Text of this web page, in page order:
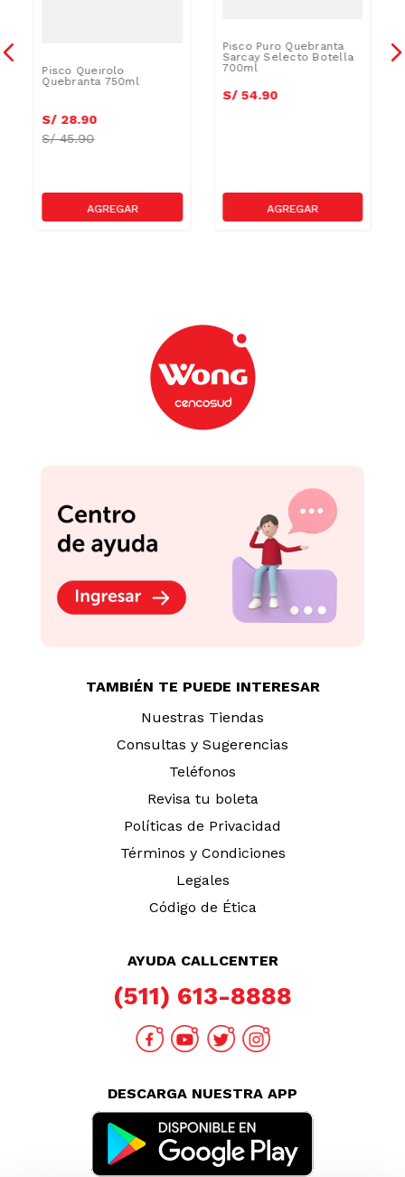
Pisco Queirolo
Quebranta 750ml
S/ 28.90
S/45.90
Pisco Puro Quebranta
Sarcay Selecto Botella
700ml
S/ 54.90
TAMBIÉN TE PUEDE INTERESAR
Nuestras Tiendas
Consultas y Sugerencias
Teléfonos
Revisa tu boleta
Políticas de Privacidad
Términos y Condiciones
Legales
Código de Ética
AYUDA CALLCENTER
(511) 613-8888
DESCARGA NUESTRA APP